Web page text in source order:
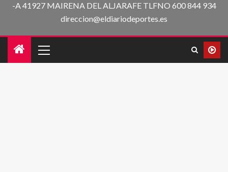
-A 41927 MAIRENA DEL ALJARAFE TLFNO 600 844 934
direccion@eldiariodeportes.es